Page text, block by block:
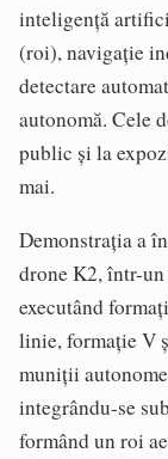
inteligență
(roi), navigație
detectare
autonomă. Cele
public și la
mai.
Demonstrația a
drone K2, într-
executând
linie, formație V
muniții
integrându-se
formând un roi